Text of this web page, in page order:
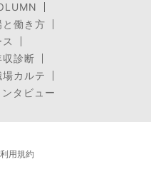
と働き方
収診断
場カルテ
タビュー
利用規約